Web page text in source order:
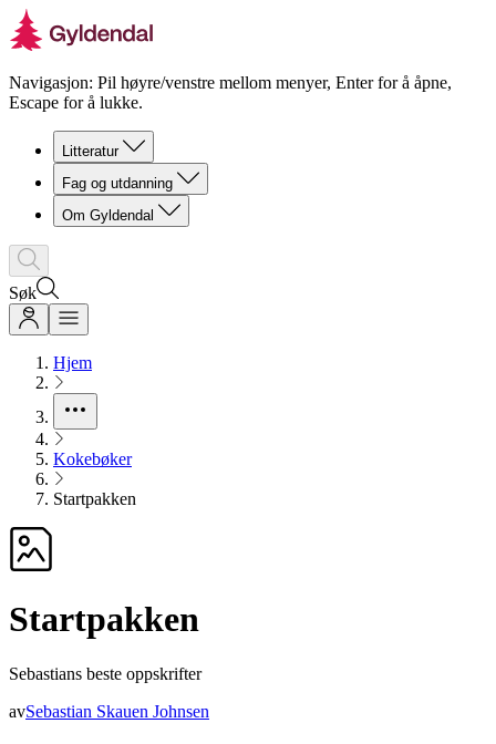
Navigasjon: Pil høyre/venstre mellom menyer, Enter for å åpne,
Escape for å lukke.
Litteratur
Fag og utdanning
Om Gyldendal
Søk
Hjem
Kokebøker
Startpakken
Startpakken
Sebastians beste oppskrifter
avSebastian Skauen Johnsen